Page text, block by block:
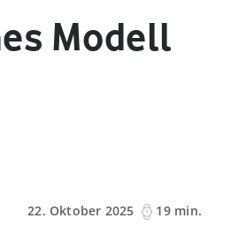
Modell
22. Oktober 2025
19 min.